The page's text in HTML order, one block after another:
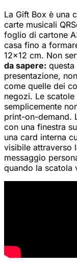
La Gift Box è una
carte musicali
foglio di cartone
casa fino a
12x12 cm. Non
da sapere:
presentazione,
come quelle dei
negozi. Le
semplicemente
print-on-demand.
con una finestra
una card interna
visibile attraverso
messaggio
quando la scatola